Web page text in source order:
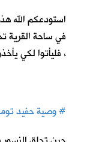
استودعكم الله
في ساحة
، فليأتوا لكي
#وصية حفيد